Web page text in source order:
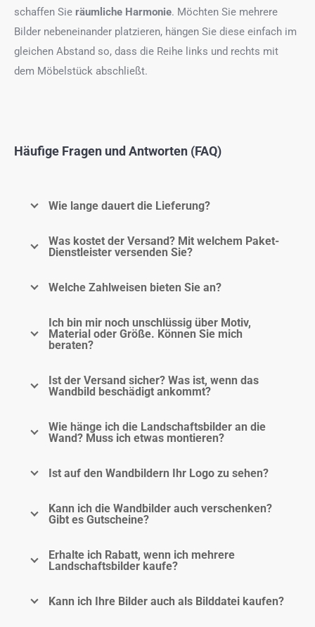
schaffen Sie räumliche Harmonie. Möchten Sie mehrere
Bilder nebeneinander platzieren, hängen Sie diese einfach im
gleichen Abstand so, dass die Reihe links und rechts mit
dem Möbelstück abschließt.
Häufige Fragen und Antworten (FAQ)
Wie lange dauert die Lieferung?
Was kostet der Versand? Mit welchem Paket-
Dienstleister versenden Sie?
Welche Zahlweisen bieten Sie an?
Ich bin mir noch unschlüssig über Motiv,
Material oder Größe. Können Sie mich
beraten?
Ist der Versand sicher? Was ist, wenn das
Wandbild beschädigt ankommt?
Wie hänge ich die Landschaftsbilder an die
Wand? Muss ich etwas montieren?
Ist auf den Wandbildern Ihr Logo zu sehen?
Kann ich die Wandbilder auch verschenken?
Gibt es Gutscheine?
Erhalte ich Rabatt, wenn ich mehrere
Landschaftsbilder kaufe?
Kann ich Ihre Bilder auch als Bilddatei kaufen?